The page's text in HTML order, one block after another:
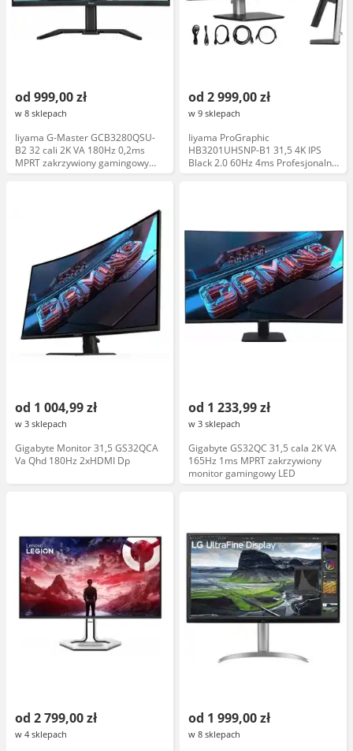
od 999,00 zł
w 8 sklepach
Iiyama G-Master GCB3280QSU-
B2 32 cali 2K VA 180Hz 0,2ms
MPRT zakrzywiony gamingowy
monitor LED
od 2 999,00 zł
w 9 sklepach
Iiyama ProGraphic
HB3201UHSNP-B1 31,5 4K IPS
Black 2.0 60Hz 4ms Profesjonalny
Monitor LED
od 1 004,99 zł
w 3 sklepach
Gigabyte Monitor 31,5 GS32QCA
Va Qhd 180Hz 2xHDMI Dp
od 1 233,99 zł
w 3 sklepach
Gigabyte GS32QC 31,5 cala 2K VA
165Hz 1ms MPRT zakrzywiony
monitor gamingowy LED
od 2 799,00 zł
w 4 sklepach
od 1 999,00 zł
w 8 sklepach